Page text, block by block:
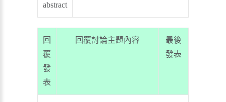
abstract
回
覆
發
表
回覆討論主題內容
最後
發表